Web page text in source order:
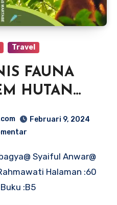
Travel
FAUNA
HUTAN
Februari 9, 2024
Halaman :60
:B5